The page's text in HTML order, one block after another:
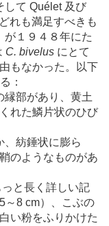
して Quélet 及び
れも満足すべきも
１９４８年にた
C. bivelus にとて
もなかった。以下
：
縁部があり、黄土
れた鱗片状のひび
、紡錘状に膨ら
のようなものがあ
と長く詳しい記
～8 cm）、こぶの
い粉をふりかけた